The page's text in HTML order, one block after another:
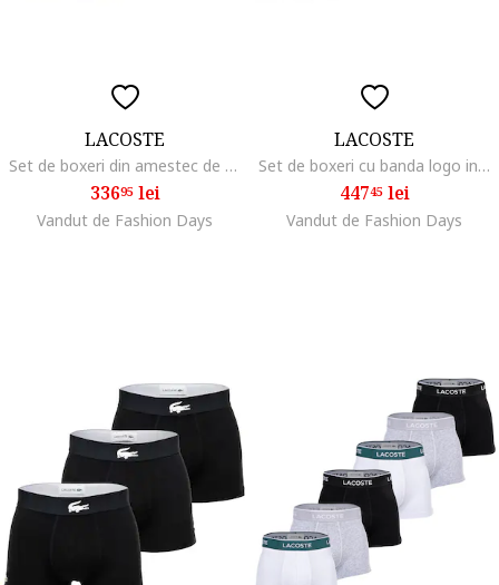
LACOSTE
Set de boxeri din amestec de bumbac cu banda logo in talie - 5 perechi, Alb
33695lei
Vandut de Fashion Days
LACOSTE
Set de boxeri cu banda logo in talie - 6 perechi, Negru
44745lei
Vandut de Fashion Days